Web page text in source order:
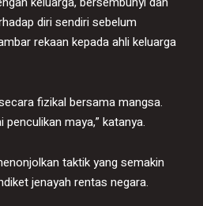
diri sendiri sebelum
rekaan kepada ahli keluarga
fizikal bersama mangsa.
maya,” katanya.
taktik yang semakin
jenayah rentas negara.